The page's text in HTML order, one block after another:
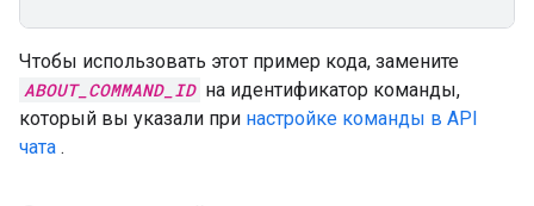
Чтобы использовать этот пример кода, замените
ABOUT_COMMAND_ID на идентификатор команды,
который вы указали при настройке команды в API
чата .